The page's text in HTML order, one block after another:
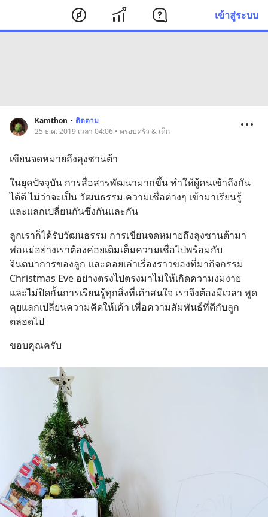
เข้าสู่ระบบ
Kamthon • ติดตาม
25 ธ.ค. 2019 เวลา 04:06 • ครอบครัว & เด็ก
เขียนจดหมายถึงลุงซานต้า
ในยุคปัจจุบัน การสื่อสารพัฒนามากขึ้น ทำให้ผู้คนเข้าถึงกัน
ได้ดี ไม่ว่าจะเป็น วัฒนธรรม ความเชื่อต่างๆ เข้ามาเรียนรู้
และแลกเปลี่ยนกันซึ่งกันและกัน
ลูกเราก็ได้รับวัฒนธรรม การเขียนจดหมายถึงลุงซานต้ามา
พ่อแม่อย่างเราต้องค่อยเติมเต็มความเชื่อไปพร้อมกับ
จินตนาการของลูก และคอยเล่าเรื่องราวของที่มากิจกรรม
Christmas Eve อย่างตรงไปตรงมาไม่ให้เกิดความงมงาย
และไม่ปิดกั้นการเรียนรู้ทุกสิ่งที่เค้าสนใจ เราจึงต้องมีเวลา พูด
คุยแลกเปลี่ยนความคิดให้เค้า เพื่อความสัมพันธ์ที่ดีกับลูก
ตลอดไป
ขอบคุณครับ